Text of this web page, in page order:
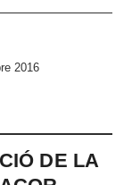
2016
DE LA